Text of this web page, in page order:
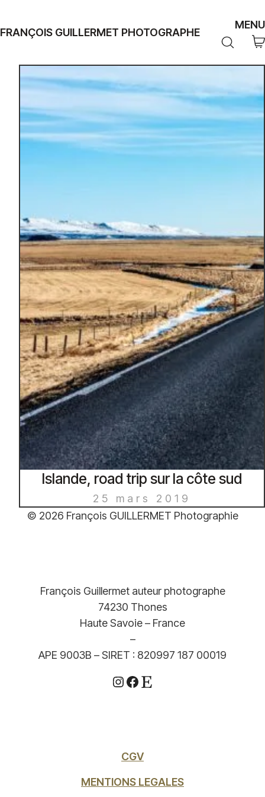
FRANÇOIS GUILLERMET PHOTOGRAPHE
MENU
Islande, road trip sur la côte sud
25 mars 2019
© 2026 François GUILLERMET Photographie
François Guillermet auteur photographe
74230 Thones
Haute Savoie – France
–
APE 9003B – SIRET : 820997 187 00019
Instagram
Facebook
Etsy
CGV
MENTIONS LEGALES